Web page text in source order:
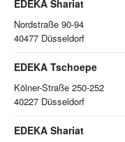
EDEKA Shariat
Nordstraße 90-94
40477 Düsseldorf
EDEKA Tschoepe
Kölner-Straße 250-252
40227 Düsseldorf
EDEKA Shariat